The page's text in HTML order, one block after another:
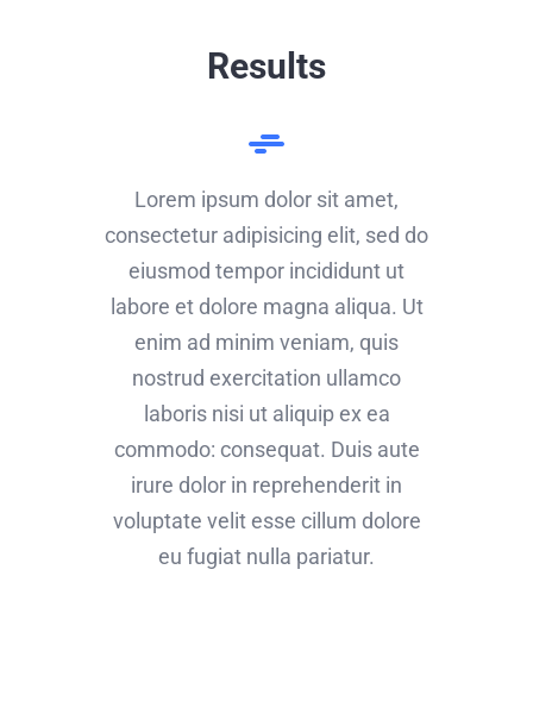
Results
Lorem ipsum dolor sit amet,
consectetur adipisicing elit, sed do
eiusmod tempor incididunt ut
labore et dolore magna aliqua. Ut
enim ad minim veniam, quis
nostrud exercitation ullamco
laboris nisi ut aliquip ex ea
commodo: consequat. Duis aute
irure dolor in reprehenderit in
voluptate velit esse cillum dolore
eu fugiat nulla pariatur.